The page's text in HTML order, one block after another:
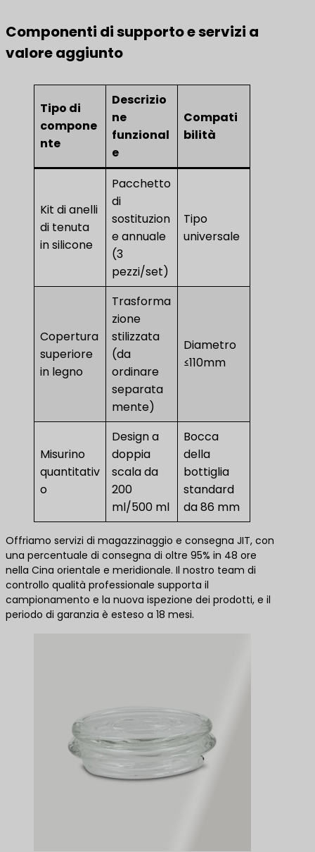
Componenti di supporto e servizi a
valore aggiunto
Tipo di
compone
nte
Descrizio
ne
funzional
e
Compati
bilità
Kit di anelli
di tenuta
in silicone
Pacchetto
di
sostituzion
e annuale
(3
pezzi/set)
Tipo
universale
Copertura
superiore
in legno
Trasforma
zione
stilizzata
(da
ordinare
separata
mente)
Diametro
≤110mm
Misurino
quantitativ
o
Design a
doppia
scala da
200
ml/500 ml
Bocca
della
bottiglia
standard
da 86 mm
Offriamo servizi di magazzinaggio e consegna JIT, con
una percentuale di consegna di oltre 95% in 48 ore
nella Cina orientale e meridionale. Il nostro team di
controllo qualità professionale supporta il
campionamento e la nuova ispezione dei prodotti, e il
periodo di garanzia è esteso a 18 mesi.